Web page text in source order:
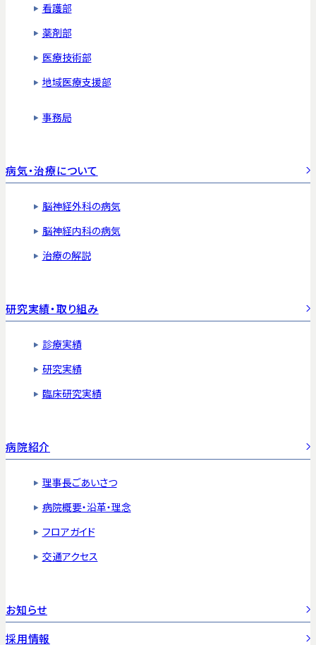
看護部
薬剤部
医療技術部
地域医療支援部
事務局
病気・治療について
脳神経外科の病気
脳神経内科の病気
治療の解説
研究実績・取り組み
診療実績
研究実績
臨床研究実績
病院紹介
理事長ごあいさつ
病院概要・沿革・理念
フロアガイド
交通アクセス
お知らせ
採用情報